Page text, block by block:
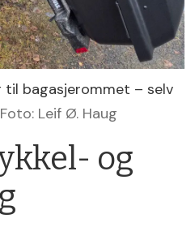
bagasjerommet – selv
Foto: Leif Ø. Haug
og